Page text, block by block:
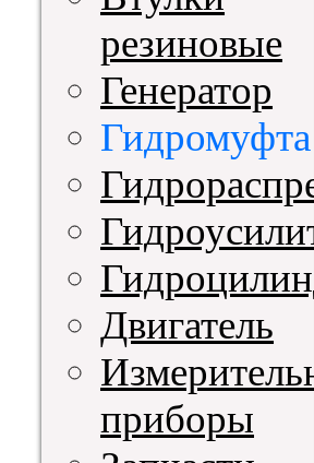
резиновые
Генератор
Гидромуфта
Двигатель
приборы